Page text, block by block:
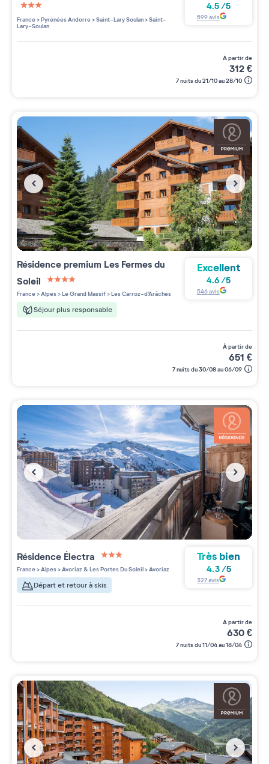
3 étoiles sur 5
France>Pyrénées Andorre>Saint-Lary Soulan>Saint-
Lary-Soulan
4.5/5
599avis
à partir de
312€
7 nuits du 21/10 au 28/10
Résidence premium Les Fermes du
Soleil
4 étoiles sur 5
France>Alpes>Le Grand Massif>Les Carroz-d'Arâches
Séjour plus responsable
Excellent
4.6/5
546avis
à partir de
651 €
7 nuits du 30/08 au 06/09
Résidence Électra
3 étoiles sur 5
France>Alpes>Avoriaz & Les Portes Du Soleil>Avoriaz
Départ et retour à skis
Très bien
4.3/5
327avis
à partir de
630€
7 nuits du 11/04 au 18/04